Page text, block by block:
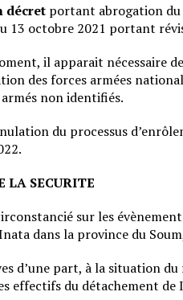
décret portant abrogation du
13 octobre 2021 portant
il apparait nécessaire
des forces armées
non identifiés.
du processus
LA SECURITE
sur les
dans la province du
d’une part, à la situation
effectifs du détachement de